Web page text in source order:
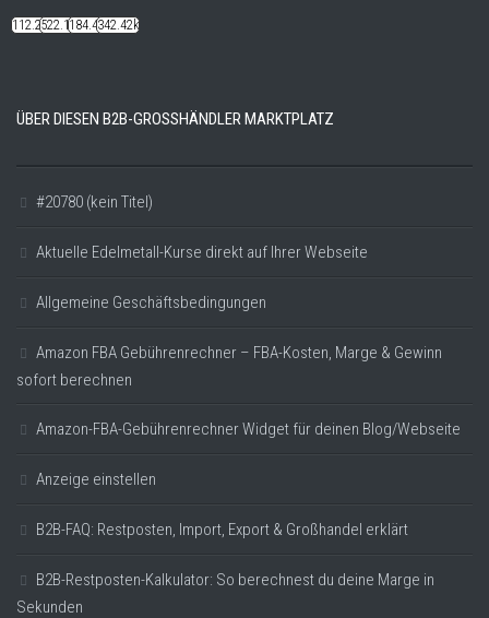
112.22k522.14k184.48k342.42k
ÜBER DIESEN B2B-GROSSHÄNDLER MARKTPLATZ
#20780 (kein Titel)
Aktuelle Edelmetall-Kurse direkt auf Ihrer Webseite
Allgemeine Geschäftsbedingungen
Amazon FBA Gebührenrechner – FBA-Kosten, Marge & Gewinn
sofort berechnen
Amazon-FBA-Gebührenrechner Widget für deinen Blog/Webseite
Anzeige einstellen
B2B-FAQ: Restposten, Import, Export & Großhandel erklärt
B2B-Restposten-Kalkulator: So berechnest du deine Marge in
Sekunden